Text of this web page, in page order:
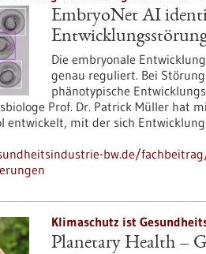
EmbryoNet AI
Die embryonale
genau reguliert. Bei
phänotypische
Prof. Dr. Patrick Müller hat
entwickelt, mit der sich
bw.de/
Klimaschutz ist
Planetary Health –